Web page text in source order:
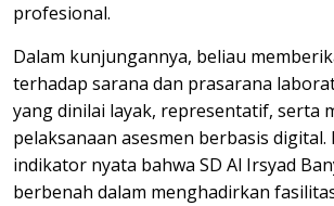
profesional.
Dalam kunjungannya, beliau
terhadap sarana dan prasarana
yang dinilai layak, representatif, serta
pelaksanaan asesmen berbasis digital.
indikator nyata bahwa SD Al Irsyad
berbenah dalam menghadirkan